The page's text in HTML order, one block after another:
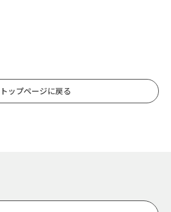
トップページに戻る